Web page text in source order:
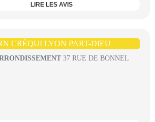
LIRE LES AVIS
CRÉQUI LYON PART-DIEU
37 RUE DE BONNEL